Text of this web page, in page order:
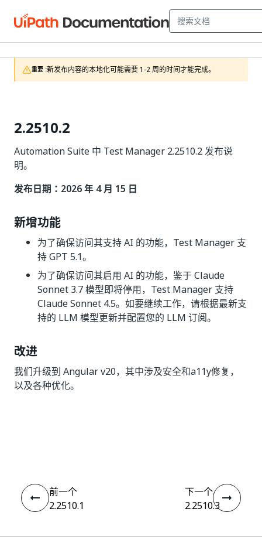
重要 :新发布内容的本地化可能需要 1-2 周的时间才能完成。
2.2510.2
Automation Suite 中 Test Manager 2.2510.2 发布说
明。
发布日期：2026 年 4 月 15 日
新增功能
为了确保访问其支持 AI 的功能，Test Manager 支
持 GPT 5.1。
为了确保访问其启用 AI 的功能，鉴于 Claude
Sonnet 3.7 模型即将停用，Test Manager 支持
Claude Sonnet 4.5。如要继续工作，请根据最新支
持的 LLM 模型更新并配置您的 LLM 订阅。
改进
我们升级到 Angular v20，其中涉及安全和a11y修复，
以及各种优化。
前一个
2.2510.1
下一个
2.2510.3